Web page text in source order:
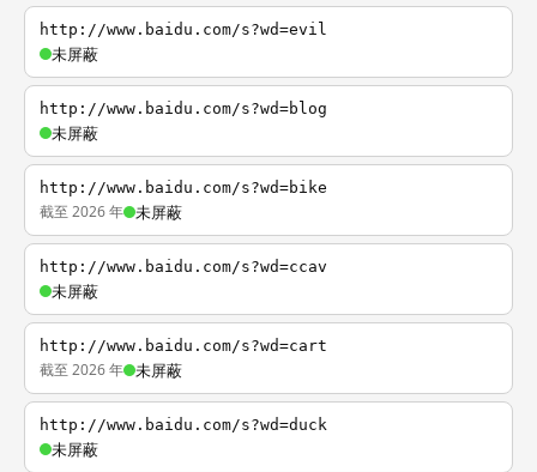
http://www.baidu.com/s?wd=evil
未屏蔽
http://www.baidu.com/s?wd=blog
未屏蔽
http://www.baidu.com/s?wd=bike
截至 2026 年 未屏蔽
http://www.baidu.com/s?wd=ccav
未屏蔽
http://www.baidu.com/s?wd=cart
截至 2026 年 未屏蔽
http://www.baidu.com/s?wd=duck
未屏蔽